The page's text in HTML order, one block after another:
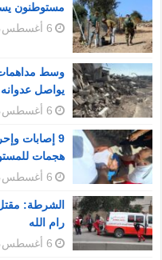
مستوطنون
6 أغسطس، 2026
وسط مداهمات
يواصل عدوانه
6 أغسطس، 2026
هجمات
6 أغسطس، 2026
رام الله
6 أغسطس، 2026